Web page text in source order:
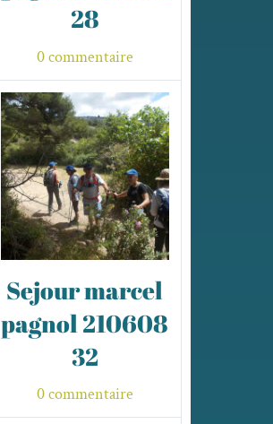
28
0 commentaire
Sejour marcel
pagnol 210608
32
0 commentaire